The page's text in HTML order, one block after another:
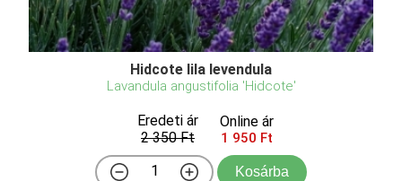
Hidcote lila levendula
Lavandula angustifolia 'Hidcote'
Eredeti ár
2 350 Ft
Online ár
1 950 Ft
Kosárba